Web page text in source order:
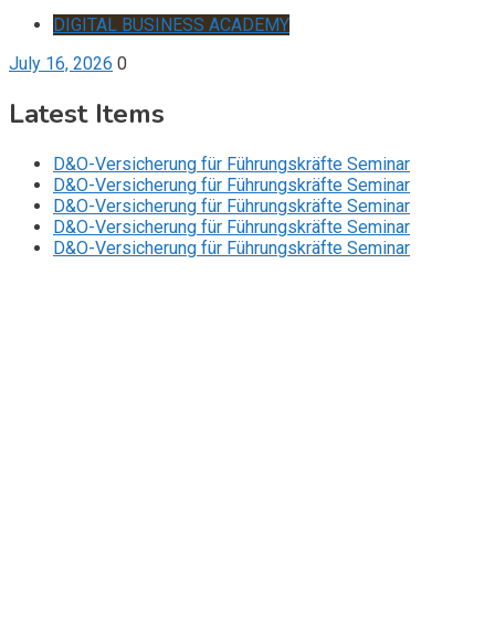
DIGITAL BUSINESS ACADEMY
July 16, 2026 0
Latest Items
D&O-Versicherung für Führungskräfte Seminar
D&O-Versicherung für Führungskräfte Seminar
D&O-Versicherung für Führungskräfte Seminar
D&O-Versicherung für Führungskräfte Seminar
D&O-Versicherung für Führungskräfte Seminar